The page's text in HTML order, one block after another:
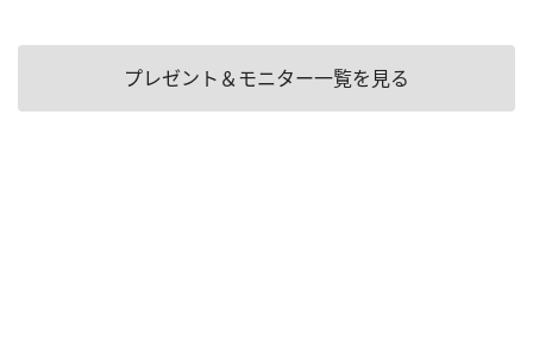
プレゼント＆モニター一覧を見る